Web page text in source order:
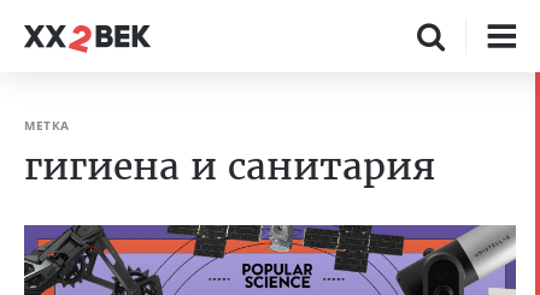
МЕТКА
гигиена и санитария